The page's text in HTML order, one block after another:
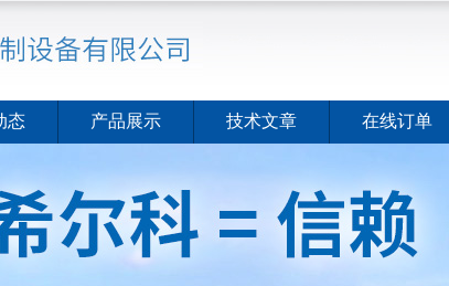
态 产品展示 技术文章 在线订单